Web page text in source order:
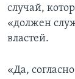
случай,
«должен
властей.
«Да,